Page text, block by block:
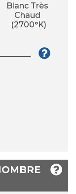
Blanc Très
Chaud
(2700°K)